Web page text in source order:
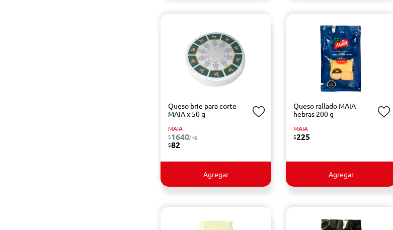
Queso brie para corte
MAIA x 50 g
MAIA
$1640/ kg
$82
Agregar
Queso rallado MAIA
hebras 200 g
MAIA
$225
Agregar